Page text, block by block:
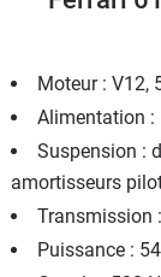
Moteur : V12,
Alimentation :
Suspension :
amortisseurs
Transmission
Puissance :